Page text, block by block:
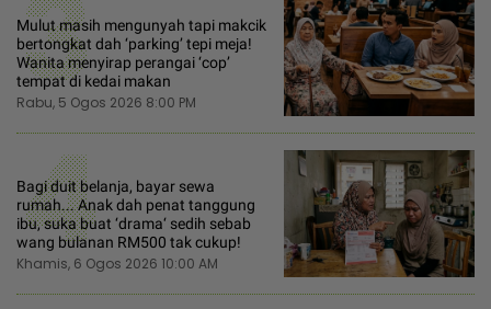
3
Mulut masih mengunyah tapi makcik
bertongkat dah ‘parking’ tepi meja!
Wanita menyirap perangai ‘cop’
tempat di kedai makan
Rabu, 5 Ogos 2026 8:00 PM
4
Bagi duit belanja, bayar sewa
rumah... Anak dah penat tanggung
ibu, suka buat ‘drama‘ sedih sebab
wang bulanan RM500 tak cukup!
Khamis, 6 Ogos 2026 10:00 AM